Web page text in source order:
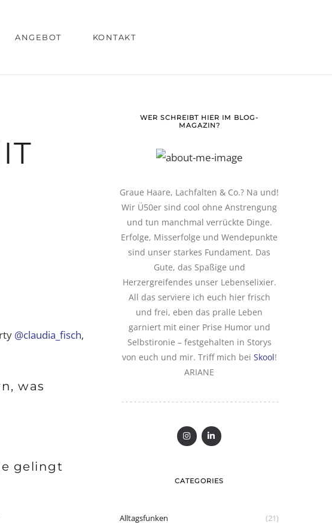
ANGEBOT KONTAKT
@claudia_fisch,
was
gelingt
WER SCHREIBT HIER IM BLOG-
MAGAZIN?
Graue Haare, Lachfalten & Co.? Na und!
Wir Ü50er sind cool ohne Anstrengung
und tun manchmal verrückte Dinge.
Erfolge, Misserfolge und Wendepunkte
sind unser starkes Fundament. Das
Gute, das Spaßige und
Herzergreifendes unser Lebenselixier.
All das serviere ich euch hier frisch
und frei, eben das pralle Leben
garniert mit einer Prise Humor und
Selbstironie – festgehalten in Storys
von euch und mir. Triff mich bei Skool!
ARIANE
CATEGORIES
Alltagsfunken (21)